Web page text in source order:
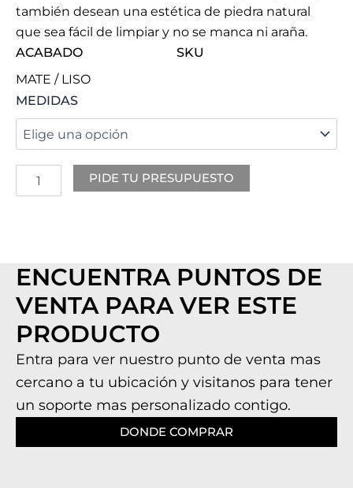
también desean una estética de piedra natural
que sea fácil de limpiar y no se manca ni araña.
ACABADO
MATE / LISO
SKU
MEDIDAS
AURA
PIDE TU PRESUPUESTO
ENCUENTRA PUNTOS DE
VENTA PARA VER ESTE
PRODUCTO
Entra para ver nuestro punto de venta mas
cercano a tu ubicación y visitanos para tener
un soporte mas personalizado contigo.
DONDE COMPRAR